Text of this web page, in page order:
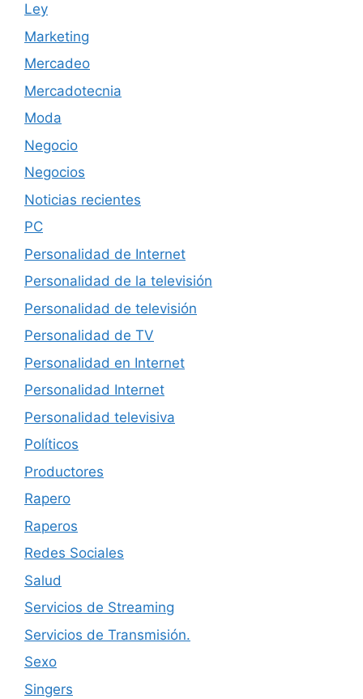
Ley
Marketing
Mercadeo
Mercadotecnia
Moda
Negocio
Negocios
Noticias recientes
PC
Personalidad de Internet
Personalidad de la televisión
Personalidad de televisión
Personalidad de TV
Personalidad en Internet
Personalidad Internet
Personalidad televisiva
Políticos
Productores
Rapero
Raperos
Redes Sociales
Salud
Servicios de Streaming
Servicios de Transmisión.
Sexo
Singers